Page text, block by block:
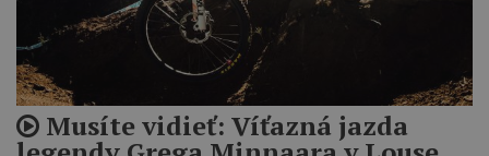
Musíte vidieť: Víťazná jazda